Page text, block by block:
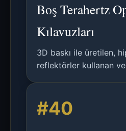
Boş Terahertz
Kılavuzları
3D baskı ile üretilen,
reflektörler kullanan
#40